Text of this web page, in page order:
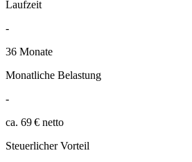
Laufzeit
-
36 Monate
Monatliche Belastung
-
ca. 69 € netto
Steuerlicher Vorteil